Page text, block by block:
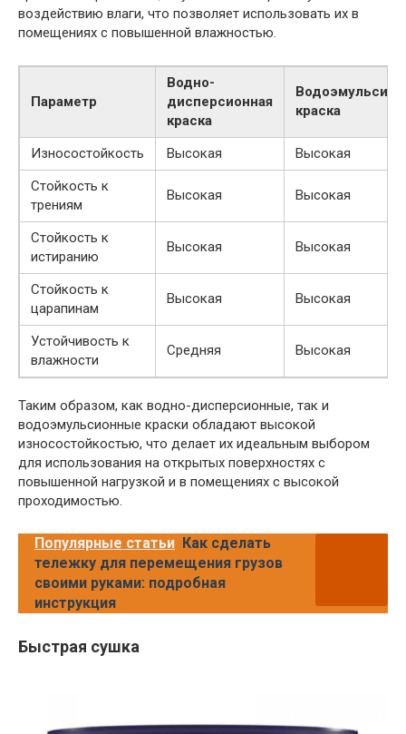
воздействию влаги, что позволяет использовать их в
помещениях с повышенной влажностью.
Параметр
Водно-
дисперсионная
краска
краска
Износостойкость Высокая
Высокая
Стойкость к
трениям
Высокая Высокая
Стойкость к
истиранию
Высокая Высокая
Стойкость к
царапинам
Высокая Высокая
Устойчивость к
влажности
Средняя Высокая
Таким образом, как водно-дисперсионные, так и
водоэмульсионные краски обладают высокой
износостойкостью, что делает их идеальным выбором
для использования на открытых поверхностях с
повышенной нагрузкой и в помещениях с высокой
проходимостью.
Популярные статьи Как сделать
тележку для перемещения грузов
своими руками: подробная
инструкция
Быстрая сушка